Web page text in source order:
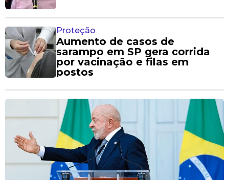
Proteção
Aumento de casos de
sarampo em SP gera corrida
por vacinação e filas em
postos